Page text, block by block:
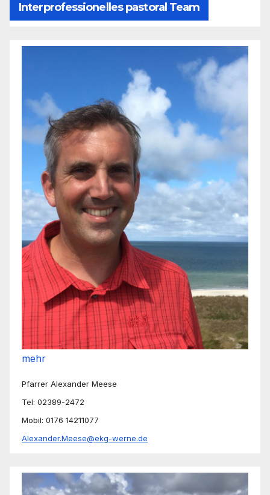
Interprofessionelles pastoral Team
mehr
Pfarrer Alexander Meese
Tel: 02389-2472
Mobil: 0176 14211077
Alexander.Meese@ekg-werne.de